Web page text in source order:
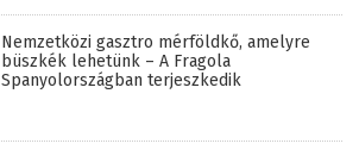
Nemzetközi gasztro mérföldkő, amelyre
büszkék lehetünk – A Fragola
Spanyolországban terjeszkedik